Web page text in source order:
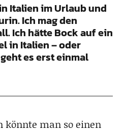
Italien im Urlaub und
Ich mag den
Ich hätte Bock auf ein
in Italien – oder
es erst einmal
könnte man so einen